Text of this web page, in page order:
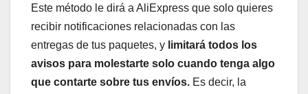
Este método le dirá a AliExpress que solo quieres
recibir notificaciones relacionadas con las
entregas de tus paquetes, y limitará todos los
avisos para molestarte solo cuando tenga algo
que contarte sobre tus envíos. Es decir, la